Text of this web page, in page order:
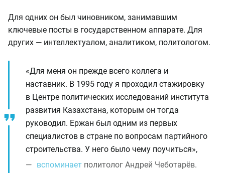
Для одних он был чиновником, занимавшим
ключевые посты в государственном аппарате. Для
других — интеллектуалом, аналитиком, политологом.
«Для меня он прежде всего коллега и
наставник. В 1995 году я проходил стажировку
в Центре политических исследований института
развития Казахстана, которым он тогда
руководил. Ержан был одним из первых
специалистов в стране по вопросам партийного
строительства. У него было чему поучиться»,
вспоминает политолог Андрей Чеботарёв.